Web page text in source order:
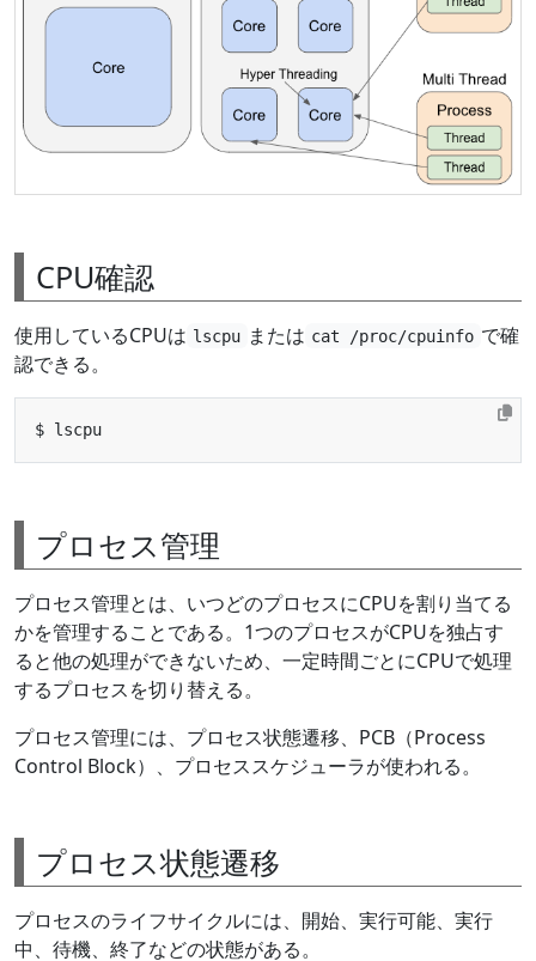
CPU確認
使用しているCPUは lscpu または cat /proc/cpuinfo で確
認できる。
プロセス管理
プロセス管理とは、いつどのプロセスにCPUを割り当てる
かを管理することである。1つのプロセスがCPUを独占す
ると他の処理ができないため、一定時間ごとにCPUで処理
するプロセスを切り替える。
プロセス管理には、プロセス状態遷移、PCB（Process
Control Block）、プロセススケジューラが使われる。
プロセス状態遷移
プロセスのライフサイクルには、開始、実行可能、実行
中、待機、終了などの状態がある。